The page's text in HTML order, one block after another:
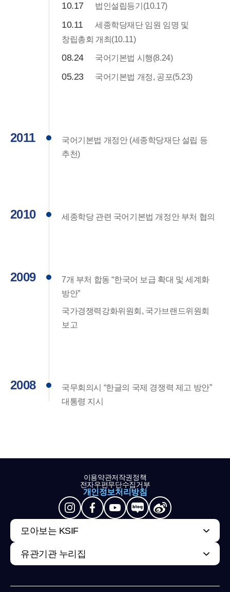
10.17 법인설립등기(10.17)
10.11
세종학당재단 임원 임명 및
창립총회 개최(10.11)
08.24 국어기본법 시행(8.24)
05.23 국어기본법 개정, 공포(5.23)
2011
국어기본법 개정안 (세종학당재단 설립 등
추천)
2010 세종학당 관련 국어기본법 개정안 부처 협의
2009
7개 부처 합동 “한국어 보급 확대 및 세계화
방안”
국가경쟁력강화위원회, 국가브랜드위원회
보고
2008
국무회의시 “한글의 국제 경쟁력 제고 방안”
대통령 지시
이용약관저작권정책
전자우편무단수집거부
개인정보처리방침
모아보는 KSIF
유관기관 누리집